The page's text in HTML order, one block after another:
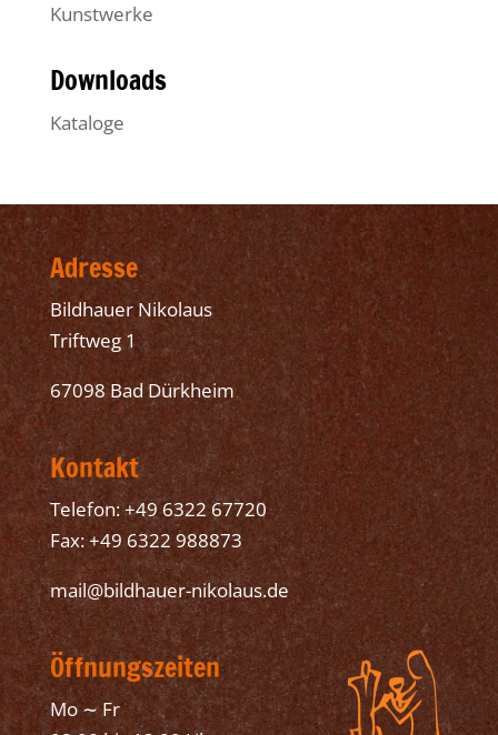
Kunstwerke
Downloads
Kataloge
Adresse
Bildhauer Nikolaus
Triftweg 1
67098 Bad Dürkheim
Kontakt
Telefon: +49 6322 67720
Fax: +49 6322 988873
mail@bildhauer-nikolaus.de
Öffnungszeiten
Mo ∼ Fr